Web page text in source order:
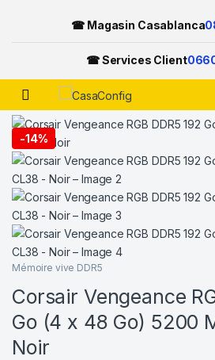
☎ Magasin Casablanca
☎ Services Client
Skip to navigation
Skip to content
Open
-14%
Mémoire vive DDR5
Corsair Vengeance
Go (4 x 48 Go) 5200
Noir